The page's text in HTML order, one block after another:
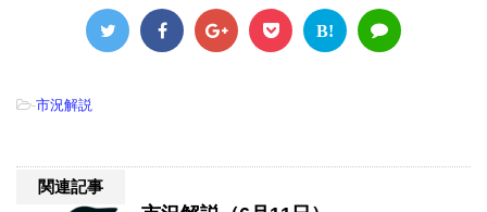
B!
-市況解説
関連記事